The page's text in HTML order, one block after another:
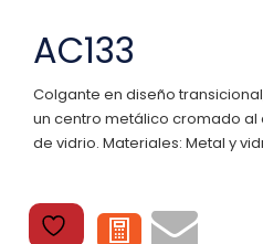
AC133
Colgante en diseño
un centro metálico cromado al
de vidrio. Materiales: Metal y